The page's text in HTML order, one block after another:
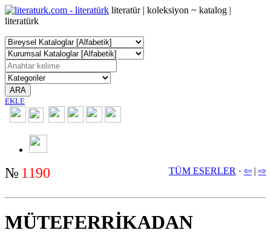
literatür | koleksiyon ~ katalog |
literatürk
ARA
EKLE
№ 1190 TÜM ESERLER · ⇦ | ⇨
MÜTEFERRİKADAN